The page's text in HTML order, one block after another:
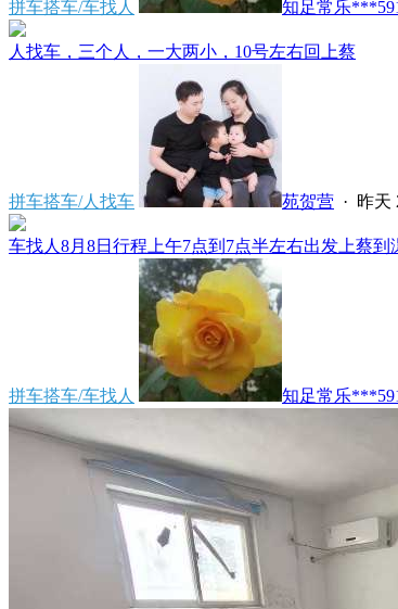
拼车搭车/车找人 知足常乐
人找车，三个人，一大两小，10号左右回上蔡
拼车搭车/人找车 苑贺营 · 昨天
车找人8月8日行程上午7点到7点半左右出发上蔡
拼车搭车/车找人 知足常乐